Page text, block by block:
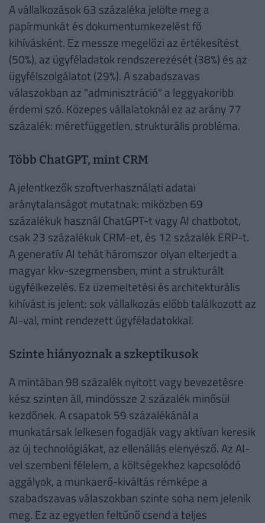
A vállalkozások 63 százaléka jelölte meg a
papírmunkát és dokumentumkezelést fő
kihívásként. Ez messze megelőzi az értékesítést
(50%), az ügyféladatok rendszerezését (38%) és az
ügyfélszolgálatot (29%). A szabadszavas
válaszokban az "adminisztráció" a leggyakoribb
érdemi szó. Közepes vállalatoknál ez az arány 77
százalék: méretfüggetlen, strukturális probléma.
Több ChatGPT, mint CRM
A jelentkezők szoftverhasználati adatai
aránytalanságot mutatnak: miközben 69
százalékuk használ ChatGPT-t vagy AI chatbotot,
csak 23 százalékuk CRM-et, és 12 százalék ERP-t.
A generatív AI tehát háromszor olyan elterjedt a
magyar kkv-szegmensben, mint a strukturált
ügyfélkezelés. Ez üzemeltetési és architekturális
kihívást is jelent: sok vállalkozás előbb találkozott az
AI-val, mint rendezett ügyféladatokkal.
Szinte hiányoznak a szkeptikusok
A mintában 98 százalék nyitott vagy bevezetésre
kész szinten áll, mindössze 2 százalék minősül
kezdőnek. A csapatok 59 százalékánál a
munkatársak lelkesen fogadják vagy aktívan keresik
az új technológiákat, az ellenállás elenyésző. Az AI-
vel szembeni félelem, a költségekhez kapcsolódó
aggályok, a munkaerő-kiváltás rémképe a
szabadszavas válaszokban szinte soha nem jelenik
meg. Ez az egyetlen feltűnő csend a teljes